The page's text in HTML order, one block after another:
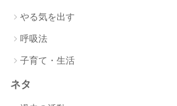
やる気を出す
呼吸法
子育て・生活
ネタ